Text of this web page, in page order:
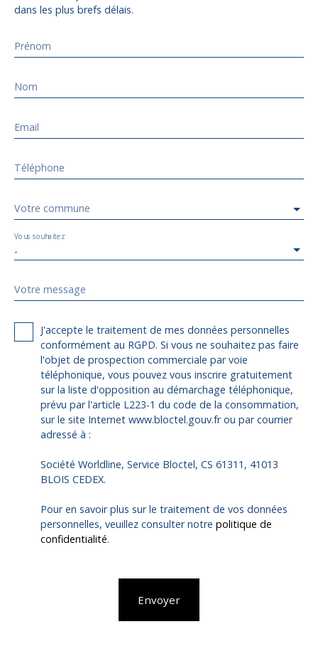
dans les plus brefs délais.
Prénom
Nom
Email
Téléphone
Votre commune
-
Vous souhaitez
Votre message
J'accepte le traitement de mes données personnelles
conformément au RGPD. Si vous ne souhaitez pas faire
l'objet de prospection commerciale par voie
téléphonique, vous pouvez vous inscrire gratuitement
sur la liste d'opposition au démarchage téléphonique,
prévu par l'article L223-1 du code de la consommation,
sur le site Internet www.bloctel.gouv.fr ou par courrier
adressé à :
Société Worldline, Service Bloctel, CS 61311, 41013
BLOIS CEDEX.
Pour en savoir plus sur le traitement de vos données
personnelles, veuillez consulter notre politique de
confidentialité.
Envoyer